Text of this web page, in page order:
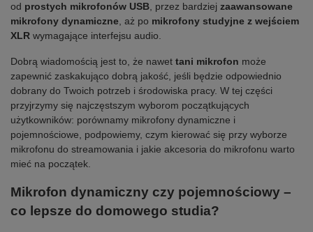
od prostych mikrofonów USB , przez bardziej zaawansowane
mikrofony dynamiczne , aż po mikrofony studyjne z wejściem
XLR wymagające interfejsu audio.
Dobrą wiadomością jest to, że nawet tani mikrofon może
zapewnić zaskakująco dobrą jakość, jeśli będzie odpowiednio
dobrany do Twoich potrzeb i środowiska pracy. W tej części
przyjrzymy się najczęstszym wyborom początkujących
użytkowników: porównamy mikrofony dynamiczne i
pojemnościowe, podpowiemy, czym kierować się przy wyborze
mikrofonu do streamowania i jakie akcesoria do mikrofonu warto
mieć na początek.
Mikrofon dynamiczny czy pojemnościowy –
co lepsze do domowego studia?